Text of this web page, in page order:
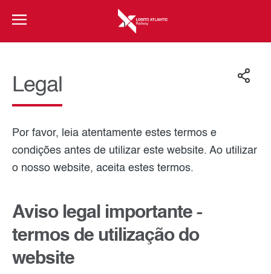
Legal
Por favor, leia atentamente estes termos e
condições antes de utilizar este website. Ao utilizar
o nosso website, aceita estes termos.
Aviso legal importante -
termos de utilização do
website